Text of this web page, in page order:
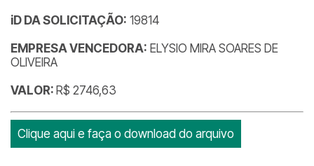
iD DA SOLICITAÇÃO: 19814
EMPRESA VENCEDORA: ELYSIO MIRA SOARES DE
OLIVEIRA
VALOR: R$ 2746,63
Clique aqui e faça o download do arquivo